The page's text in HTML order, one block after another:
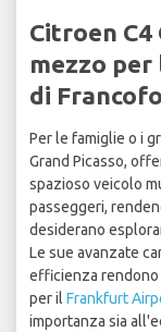
Citroen
mezzo
di
Per le famiglie o i
Grand Picasso,
spazioso veicolo
passeggeri,
desiderano
Le sue avanzate
efficienza rendono
per il Frankfurt
importanza sia